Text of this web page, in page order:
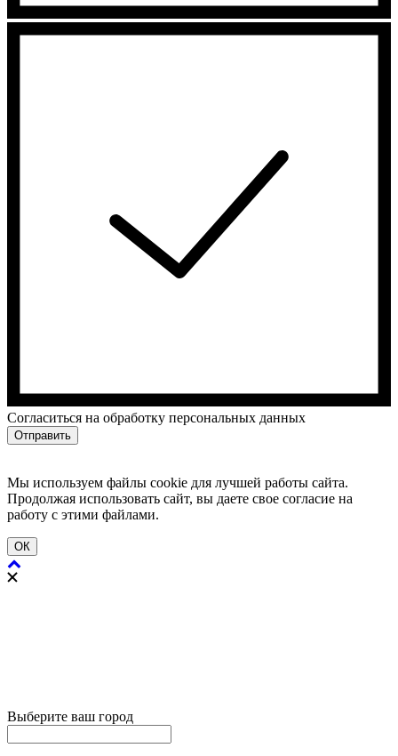
Cогласиться на обработку персональных данных
Отправить
Мы используем файлы cookie для лучшей работы сайта.
Продолжая использовать сайт, вы даете свое согласие на
работу с этими файлами.
ОК
Выберите ваш город